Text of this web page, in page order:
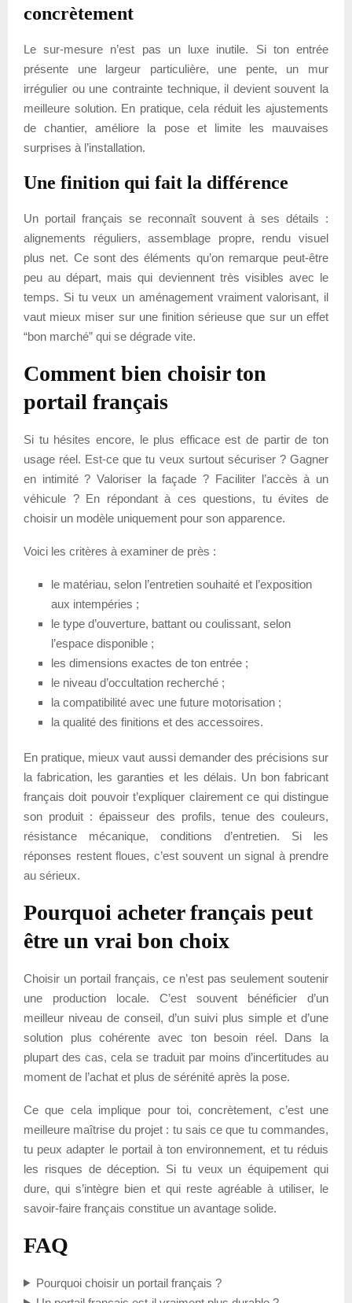
concrètement
Le sur-mesure n’est pas un luxe inutile. Si ton entrée
présente une largeur particulière, une pente, un mur
irrégulier ou une contrainte technique, il devient souvent la
meilleure solution. En pratique, cela réduit les ajustements
de chantier, améliore la pose et limite les mauvaises
surprises à l’installation.
Une finition qui fait la différence
Un portail français se reconnaît souvent à ses détails :
alignements réguliers, assemblage propre, rendu visuel
plus net. Ce sont des éléments qu’on remarque peut-être
peu au départ, mais qui deviennent très visibles avec le
temps. Si tu veux un aménagement vraiment valorisant, il
vaut mieux miser sur une finition sérieuse que sur un effet
“bon marché” qui se dégrade vite.
Comment bien choisir ton
portail français
Si tu hésites encore, le plus efficace est de partir de ton
usage réel. Est-ce que tu veux surtout sécuriser ? Gagner
en intimité ? Valoriser la façade ? Faciliter l’accès à un
véhicule ? En répondant à ces questions, tu évites de
choisir un modèle uniquement pour son apparence.
Voici les critères à examiner de près :
le matériau, selon l’entretien souhaité et l’exposition
aux intempéries ;
le type d’ouverture, battant ou coulissant, selon
l’espace disponible ;
les dimensions exactes de ton entrée ;
le niveau d’occultation recherché ;
la compatibilité avec une future motorisation ;
la qualité des finitions et des accessoires.
En pratique, mieux vaut aussi demander des précisions sur
la fabrication, les garanties et les délais. Un bon fabricant
français doit pouvoir t’expliquer clairement ce qui distingue
son produit : épaisseur des profils, tenue des couleurs,
résistance mécanique, conditions d’entretien. Si les
réponses restent floues, c’est souvent un signal à prendre
au sérieux.
Pourquoi acheter français peut
être un vrai bon choix
Choisir un portail français, ce n’est pas seulement soutenir
une production locale. C’est souvent bénéficier d’un
meilleur niveau de conseil, d’un suivi plus simple et d’une
solution plus cohérente avec ton besoin réel. Dans la
plupart des cas, cela se traduit par moins d’incertitudes au
moment de l’achat et plus de sérénité après la pose.
Ce que cela implique pour toi, concrètement, c’est une
meilleure maîtrise du projet : tu sais ce que tu commandes,
tu peux adapter le portail à ton environnement, et tu réduis
les risques de déception. Si tu veux un équipement qui
dure, qui s’intègre bien et qui reste agréable à utiliser, le
savoir-faire français constitue un avantage solide.
FAQ
Pourquoi choisir un portail français ?